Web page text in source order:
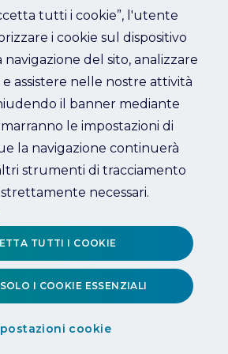
Refresh
tutti i cookie”, l'utente
i cookie sul dispositivo
del sito, analizzare
assistere nelle nostre attività
il banner mediante
le impostazioni di
la navigazione continuerà
strumenti di tracciamento
necessari.
cookie
I COOKIE ESSENZIALI
TUTTI I COOKIE